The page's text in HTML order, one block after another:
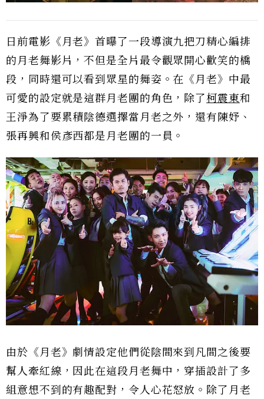
日前電影《月老》首曝了一段導演九把刀精心編排
的月老舞影片，不但是全片最令觀眾開心歡笑的橋
段，同時還可以看到眾星的舞姿。在《月老》中最
可愛的設定就是這群月老團的角色，除了柯震東和
王淨為了要累積陰德選擇當月老之外，還有陳妤、
張再興和侯彥西都是月老團的一員。
由於《月老》劇情設定他們從陰間來到凡間之後要
幫人牽紅線，因此在這段月老舞中，穿插設計了多
組意想不到的有趣配對，令人心花怒放。除了月老